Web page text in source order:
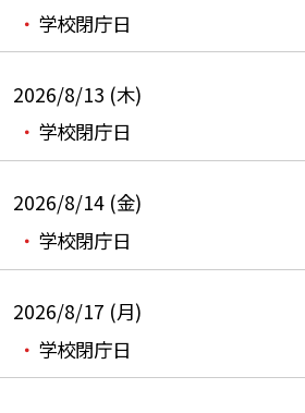
学校閉庁日
2026/8/13 (木)
学校閉庁日
2026/8/14 (金)
学校閉庁日
2026/8/17 (月)
学校閉庁日